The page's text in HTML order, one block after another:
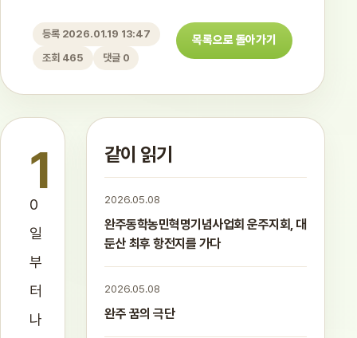
등록 2026.01.19 13:47
조회 465
댓글 0
목록으로 돌아가기
1
0
일
부
터
나
같이 읽기
2026.05.08
완주동학농민혁명기념사업회 운주지회, 대
둔산 최후 항전지를 가다
2026.05.08
완주 꿈의 극단